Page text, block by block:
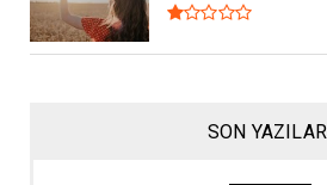
SON YAZILAR